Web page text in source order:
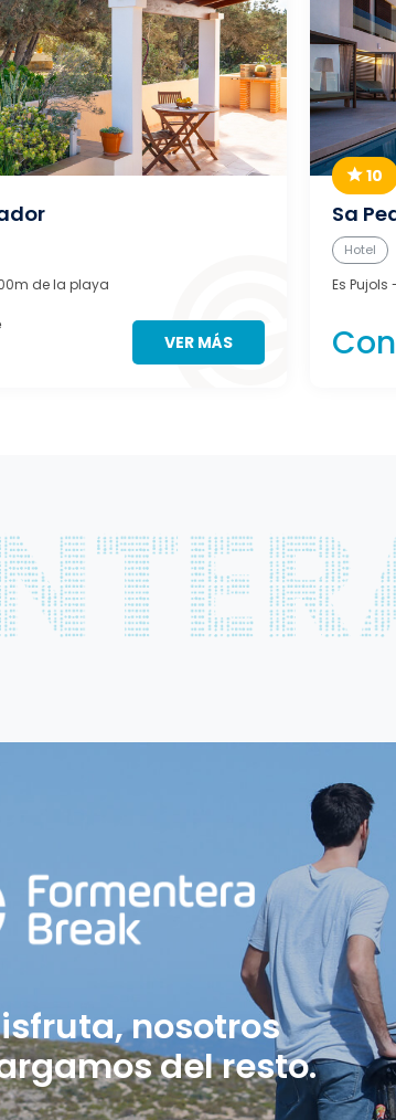
de la playa
VER MÁS
10
Sa
Hotel
Es Pujols
nosotros
del resto.